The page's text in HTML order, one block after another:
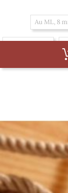
Au ML, 8
Au ML, 6 mm
Par